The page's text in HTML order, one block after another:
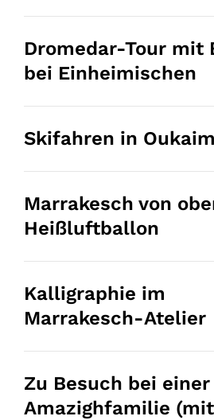
Dromedar-Tour mit
bei Einheimischen
Skifahren in
Marrakesch von
Heißluftballon
Kalligraphie im
Marrakesch-Atelier
Zu Besuch bei einer
Amazighfamilie (mit